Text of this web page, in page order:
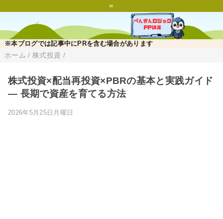
=
※本ブログでは記事中にPRを含む場合があります
ホーム / 株式投資 /
株式投資×配当再投資×PBRの基本と実践ガイド
— 長期で資産を育てる方法
2026年5月25日月曜日